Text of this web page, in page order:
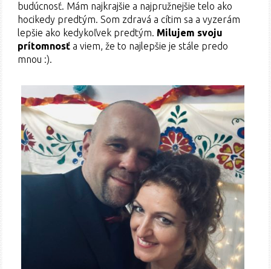
budúcnosť. Mám najkrajšie a najpružnejšie telo ako
hocikedy predtým. Som zdravá a cítim sa a vyzerám
lepšie ako kedykoľvek predtým. Milujem svoju
prítomnosť a viem, že to najlepšie je stále predo
mnou :).